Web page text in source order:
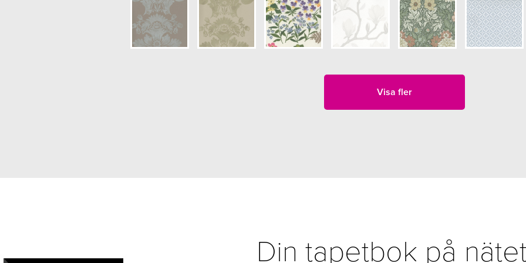
Visa fler
Din tapetbok på